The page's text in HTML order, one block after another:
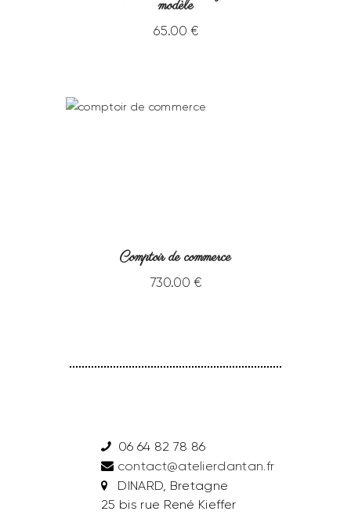
modèle
65.00 €
Comptoir de commerce
730.00 €
06 64 82 78 86
contact@atelierdantan.fr
DINARD, Bretagne
25 bis rue René Kieffer